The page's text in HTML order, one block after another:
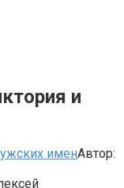
и
именАвтор: